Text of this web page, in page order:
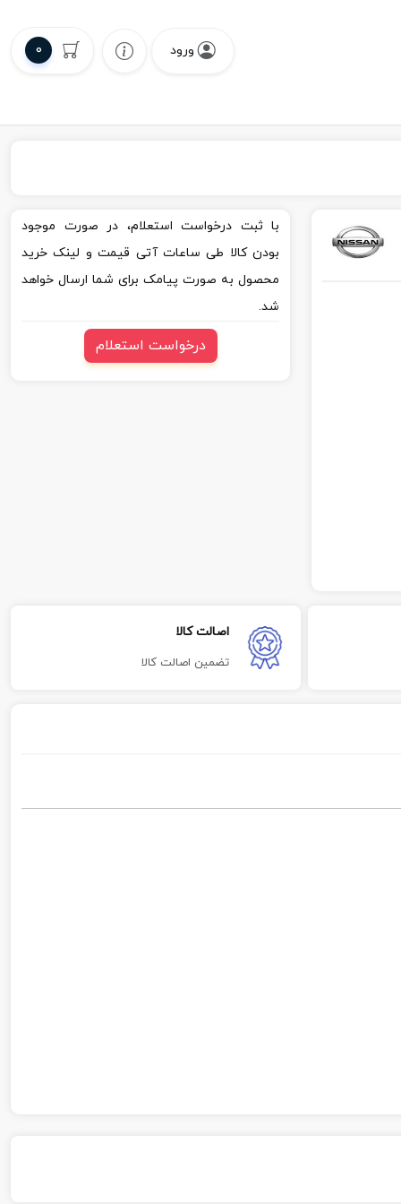
ورود 0
با ثبت درخواست استعلام، در صورت موجود
بودن کالا طی ساعات آتی قیمت و لینک خرید
محصول به صورت پیامک برای شما ارسال خواهد
شد.
درخواست استعلام
اصالت کالا
تضمین اصالت کالا